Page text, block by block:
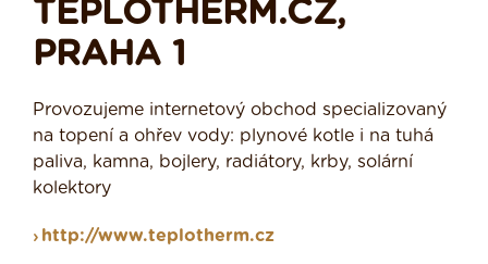
TEPLOTHERM.CZ,
PRAHA 1
Provozujeme internetový obchod specializovaný
na topení a ohřev vody: plynové kotle i na tuhá
paliva, kamna, bojlery, radiátory, krby, solární
kolektory
http://www.teplotherm.cz